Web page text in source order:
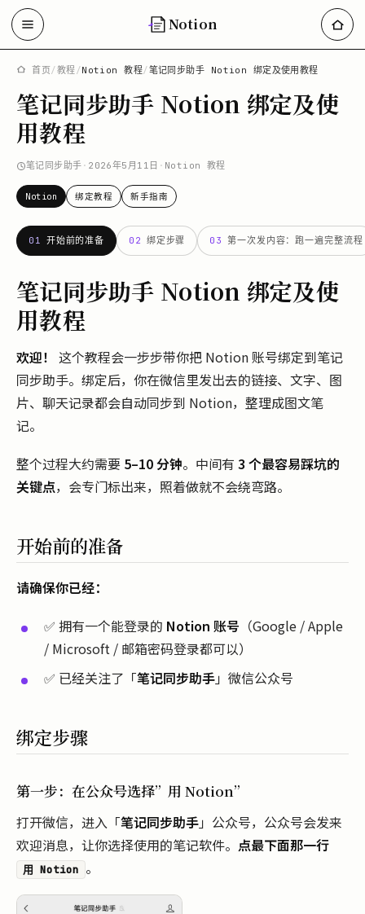
Notion
首页/教程/Notion 教程/笔记同步助手 Notion 绑定及使用教程
笔记同步助手 Notion 绑定及使
用教程
笔记同步助手 · 2026年5月11日 · Notion 教程
Notion 绑定教程 新手指南
01 开始前的准备 02 绑定步骤 03 第一次发内容：跑一遍完整流程
笔记同步助手 Notion 绑定及使
用教程
欢迎！ 这个教程会一步步带你把 Notion 账号绑定到笔记
同步助手。绑定后，你在微信里发出去的链接、文字、图
片、聊天记录都会自动同步到 Notion，整理成图文笔
记。
整个过程大约需要 5–10 分钟。中间有 3 个最容易踩坑的
关键点，会专门标出来，照着做就不会绕弯路。
开始前的准备
请确保你已经：
✅ 拥有一个能登录的 Notion 账号 （Google / Apple
/ Microsoft / 邮箱密码登录都可以）
✅ 已经关注了「笔记同步助手」微信公众号
绑定步骤
第一步：在公众号选择”用 Notion”
打开微信，进入「笔记同步助手」公众号，公众号会发来
欢迎消息，让你选择使用的笔记软件。 点最下面那一行
用 Notion 。